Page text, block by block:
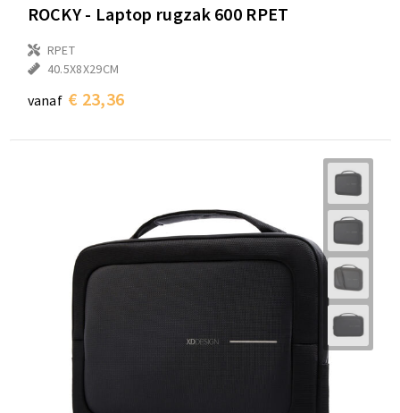
ROCKY - Laptop rugzak 600 RPET
RPET
40.5X8X29CM
vanaf € 23,36